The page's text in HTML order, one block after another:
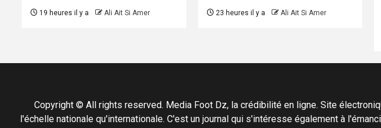
19 heures il y a Ali Ait Si Amer 23 heures il y a Ali Ait Si Amer
Copyright © All rights reserved. Media Foot Dz, la crédibilité en ligne. Site
l'échelle nationale qu'internationale. C'est un journal qui s'intéresse également à